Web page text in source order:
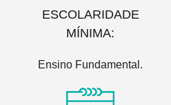
ESCOLARIDADE
MÍNIMA:
Ensino Fundamental.